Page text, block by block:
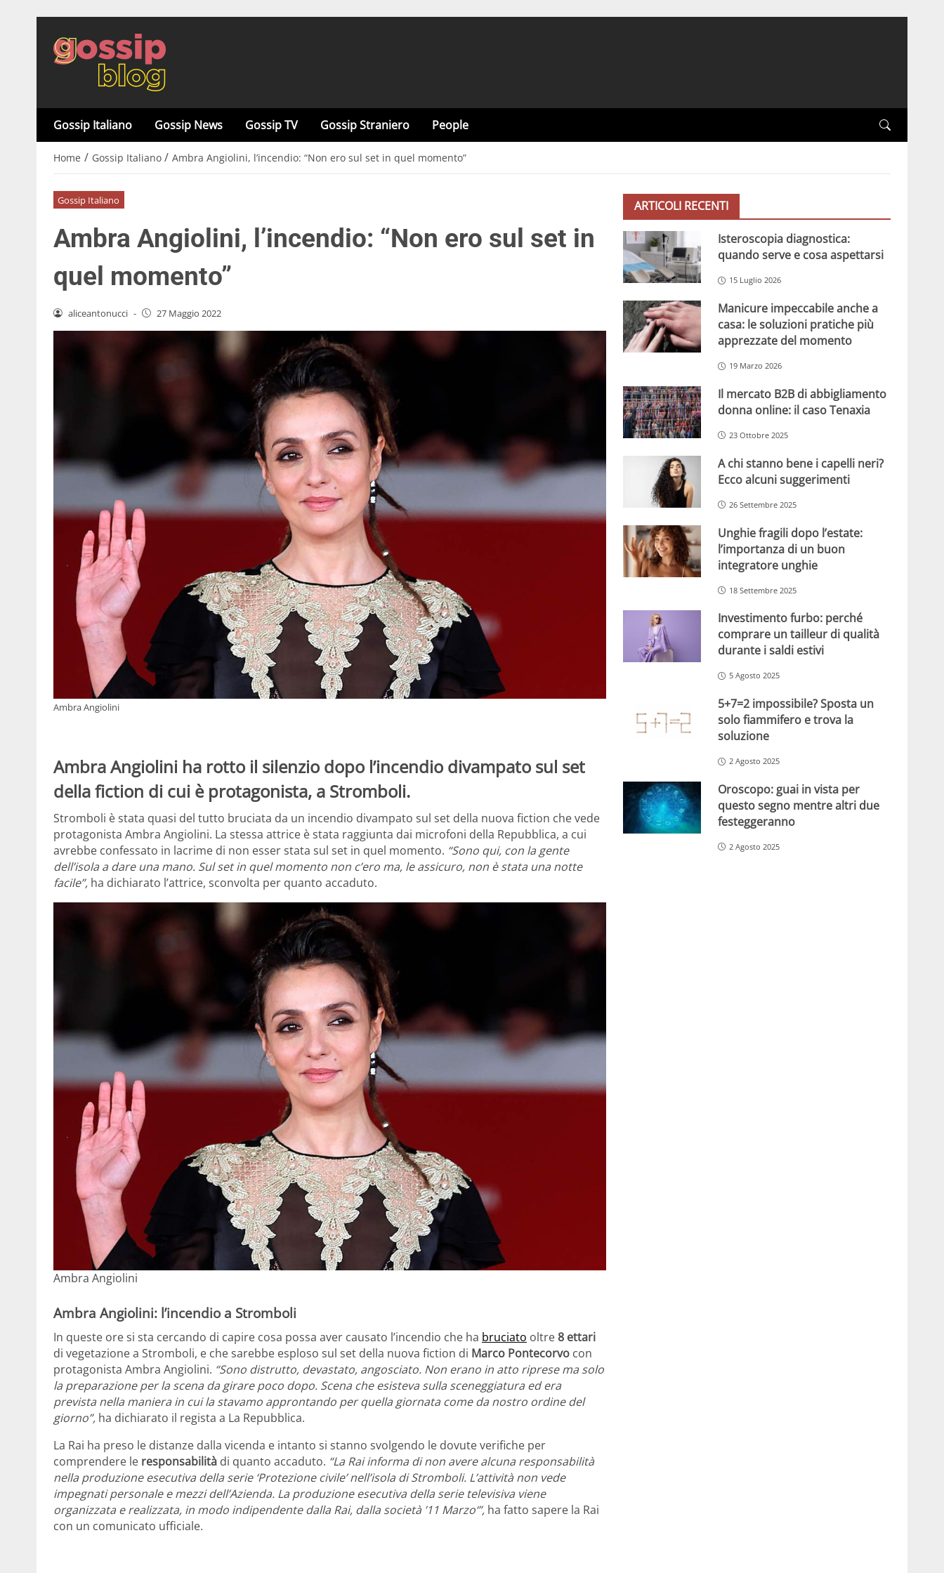
Gossip Italiano Gossip News Gossip TV Gossip Straniero People
Home / Gossip Italiano / Ambra Angiolini, l’incendio: “Non ero sul set in quel momento”
Gossip Italiano
Ambra Angiolini, l’incendio: “Non ero sul set in
quel momento”
aliceantonucci - 27 Maggio 2022
Ambra Angiolini
Ambra Angiolini ha rotto il silenzio dopo l’incendio divampato sul set
della fiction di cui è protagonista, a Stromboli.
Stromboli è stata quasi del tutto bruciata da un incendio divampato sul set della nuova fiction che vede
protagonista Ambra Angiolini. La stessa attrice è stata raggiunta dai microfoni della Repubblica, a cui
avrebbe confessato in lacrime di non esser stata sul set in quel momento. “Sono qui, con la gente
dell’isola a dare una mano. Sul set in quel momento non c’ero ma, le assicuro, non è stata una notte
facile”, ha dichiarato l’attrice, sconvolta per quanto accaduto.
Ambra Angiolini
Ambra Angiolini: l’incendio a Stromboli
In queste ore si sta cercando di capire cosa possa aver causato l’incendio che ha bruciato oltre8 ettari
di vegetazione a Stromboli, e che sarebbe esploso sul set della nuova fiction di Marco Pontecorvo con
protagonista Ambra Angiolini. “Sono distrutto, devastato, angosciato. Non erano in atto riprese ma solo
la preparazione per la scena da girare poco dopo. Scena che esisteva sulla sceneggiatura ed era
prevista nella maniera in cui la stavamo approntando per quella giornata come da nostro ordine del
giorno”, ha dichiarato il regista a La Repubblica.
La Rai ha preso le distanze dalla vicenda e intanto si stanno svolgendo le dovute verifiche per
comprendere le responsabilità di quanto accaduto. “La Rai informa di non avere alcuna responsabilità
nella produzione esecutiva della serie ‘Protezione civile’ nell’isola di Stromboli. L’attività non vede
impegnati personale e mezzi dell’Azienda. La produzione esecutiva della serie televisiva viene
organizzata e realizzata, in modo indipendente dalla Rai, dalla società ’11 Marzo‘”, ha fatto sapere la Rai
con un comunicato ufficiale.
ARTICOLI RECENTI
Isteroscopia diagnostica:
quando serve e cosa aspettarsi
15 Luglio 2026
Manicure impeccabile anche a
casa: le soluzioni pratiche più
apprezzate del momento
19 Marzo 2026
Il mercato B2B di abbigliamento
donna online: il caso Tenaxia
23 Ottobre 2025
A chi stanno bene i capelli neri?
Ecco alcuni suggerimenti
26 Settembre 2025
Unghie fragili dopo l’estate:
l’importanza di un buon
integratore unghie
18 Settembre 2025
Investimento furbo: perché
comprare un tailleur di qualità
durante i saldi estivi
5 Agosto 2025
5+7=2 impossibile? Sposta un
solo fiammifero e trova la
soluzione
2 Agosto 2025
Oroscopo: guai in vista per
questo segno mentre altri due
festeggeranno
2 Agosto 2025